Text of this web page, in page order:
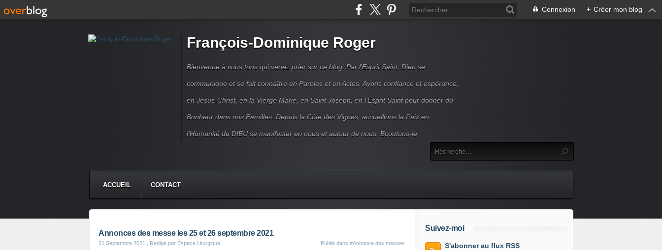
Connexion + Créer mon blog
François-Dominique Roger
Bienvenue à vous tous qui venez prier sur ce blog. Par l’Esprit Saint, Dieu se
communique et se fait connaître en Paroles et en Actes. Ayons confiance et espérance,
en Jésus-Christ, en la Vierge Marie, en Saint Joseph, en l’Esprit Saint pour donner du
Bonheur dans nos Familles. Depuis la Côte des Vignes, accueillons la Paix en
l'Humanité de DIEU se manifester en nous et autour de nous. Ecoutons-le
ACCUEIL CONTACT
Annonces des messe les 25 et 26 septembre 2021
21 Septembre 2021 , Rédigé par Espace Liturgique Publié dans #Annonce des messes
Suivez-moi
S'abonner au flux RSS